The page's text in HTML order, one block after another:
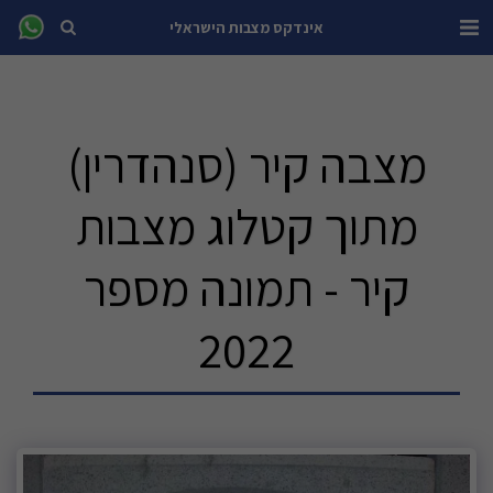
אינדקס מצבות הישראלי
מצבה קיר (סנהדרין)
מתוך קטלוג מצבות
קיר - תמונה מספר
2022